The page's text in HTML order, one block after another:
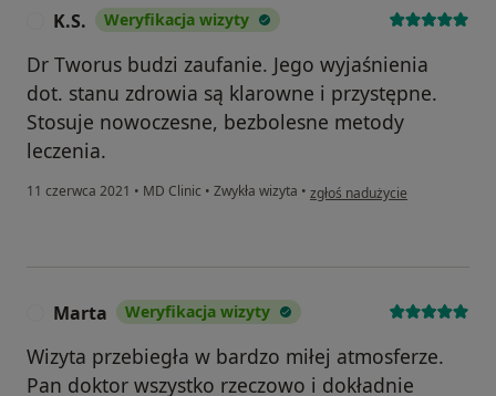
K.S. Weryfikacja wizyty
Dr Tworus budzi zaufanie. Jego wyjaśnienia
dot. stanu zdrowia są klarowne i przystępne.
Stosuje nowoczesne, bezbolesne metody
leczenia.
11 czerwca 2021 • MD Clinic • Zwykła wizyta • w opinii użytkownika K.S.
zgłoś nadużycie
Marta Weryfikacja wizyty
Wizyta przebiegła w bardzo miłej atmosferze.
Pan doktor wszystko rzeczowo i dokładnie